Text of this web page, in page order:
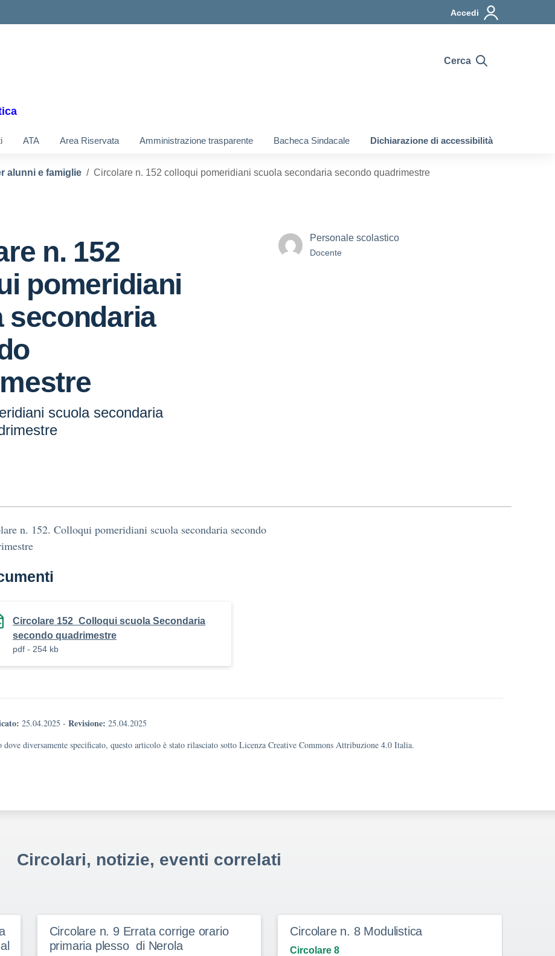
Accedi
Cerca
ATA Area Riservata Amministrazione trasparente Bacheca Sindacale Dichiarazione di accessibilità
alunni e famiglie Circolare n. 152 colloqui pomeridiani scuola secondaria secondo quadrimestre
n. 152
pomeridiani
secondaria
scuola secondaria
Personale scolastico
Docente
n. 152. Colloqui pomeridiani scuola secondaria secondo
Circolare 152_Colloqui scuola Secondaria
secondo quadrimestre
pdf - 254 kb
25.04.2025 - Revisione: 25.04.2025
dove diversamente specificato, questo articolo è stato rilasciato sotto Licenza Creative Commons Attribuzione 4.0 Italia.
Circolari, notizie, eventi correlati
Circolare n. 9 Errata corrige orario
primaria plesso di Nerola
Circolare n. 8 Modulistica
Circolare 8